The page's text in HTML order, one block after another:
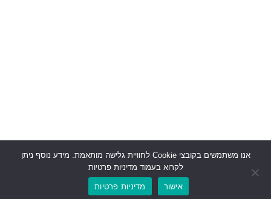
אנו משתמשים בקובצי Cookie לחוויית גלישה מותאמת. מידע נוסף ניתן
לקרוא בעמוד מדיניות פרטיות
אישור מדיניות פרטיות